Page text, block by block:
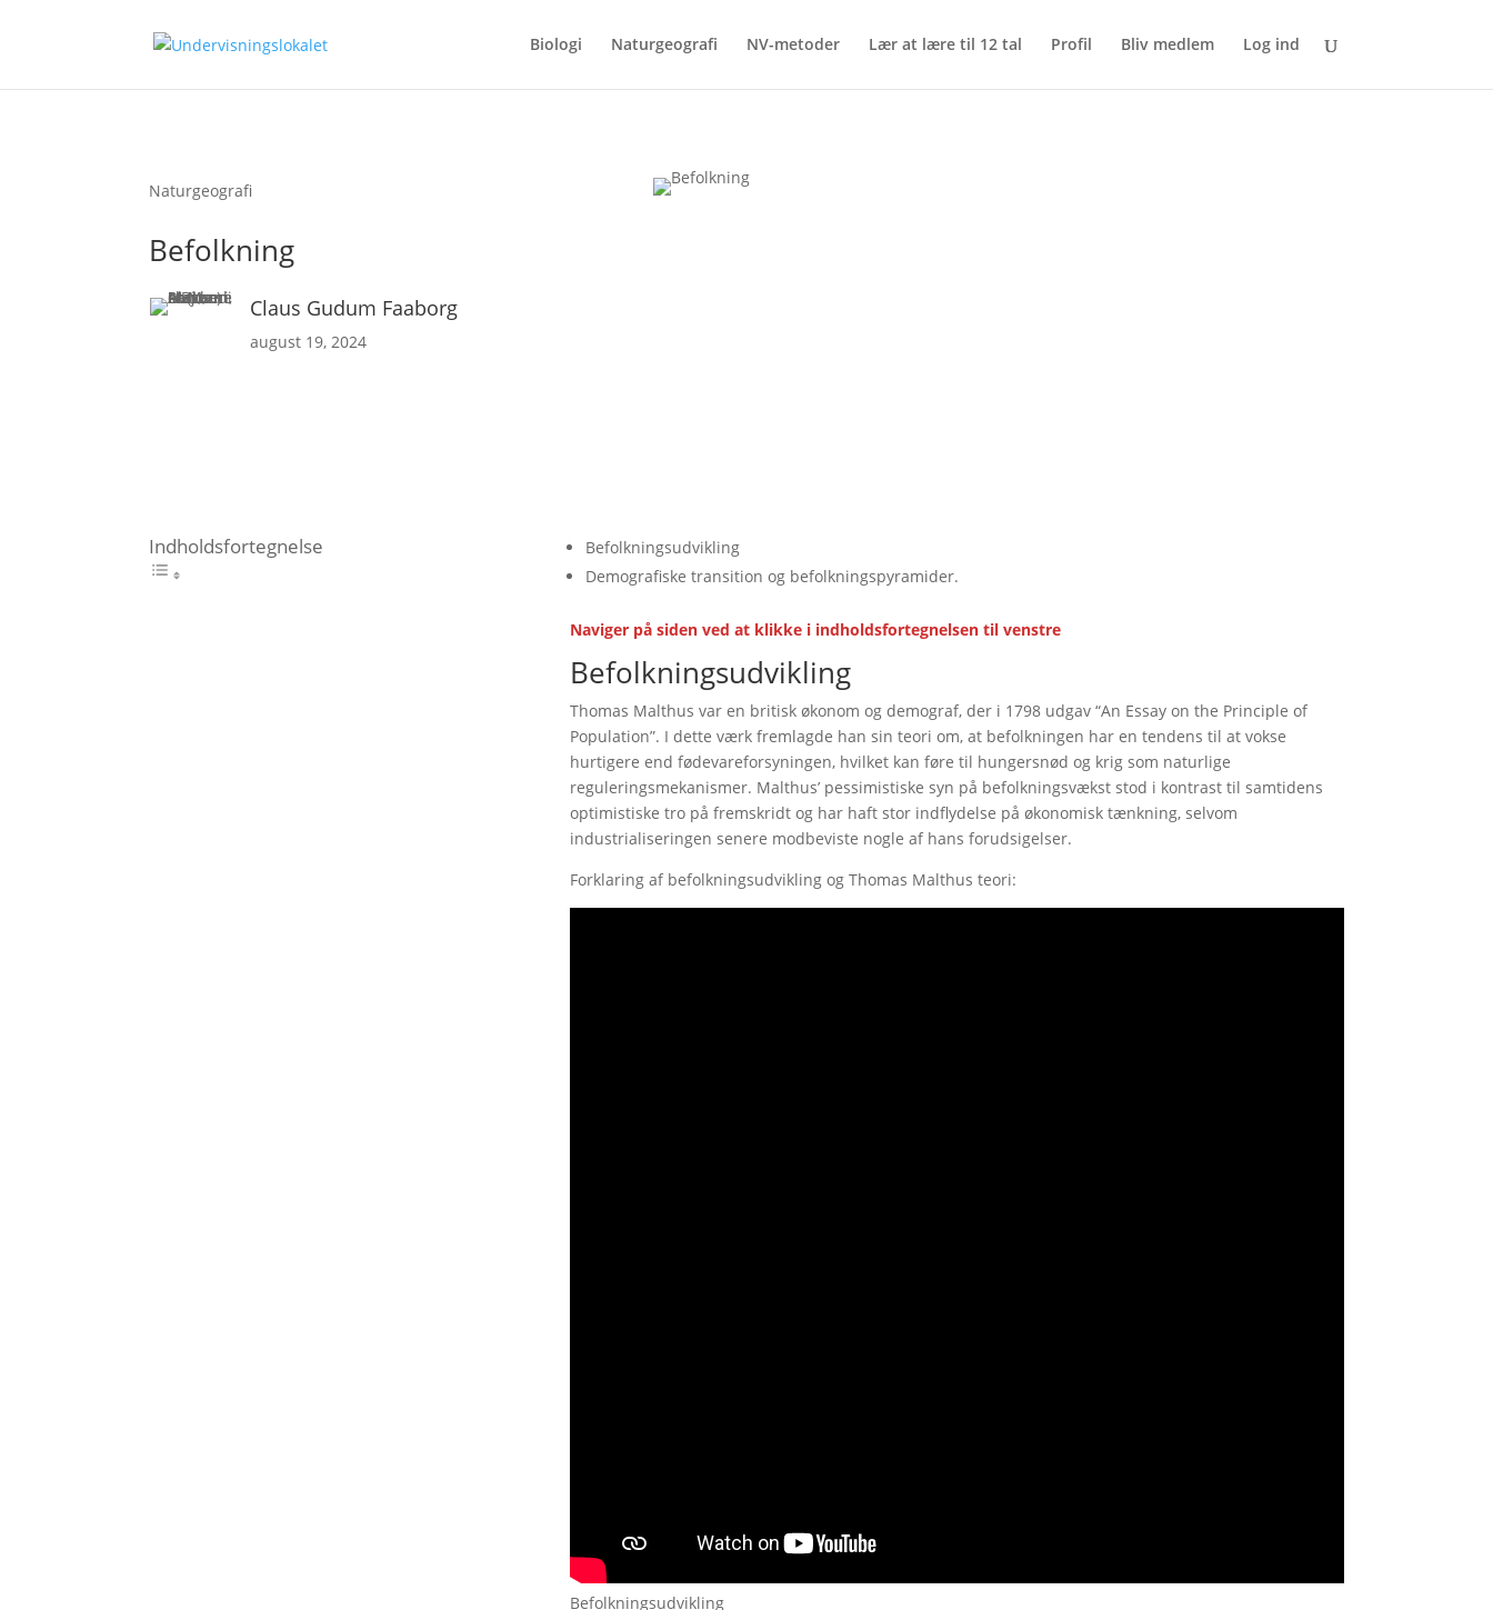
Biologi Naturgeografi NV-metoder Lær at lære til 12 tal Profil Bliv medlem Log ind
Naturgeografi
Befolkning
Claus Gudum Faaborg
august 19, 2024
Indholdsfortegnelse
Befolkningsudvikling
Demografiske transition og befolkningspyramider.
Naviger på siden ved at klikke i indholdsfortegnelsen til venstre
Befolkningsudvikling
Thomas Malthus var en britisk økonom og demograf, der i 1798 udgav “An Essay on the Principle of
Population”. I dette værk fremlagde han sin teori om, at befolkningen har en tendens til at vokse
hurtigere end fødevareforsyningen, hvilket kan føre til hungersnød og krig som naturlige
reguleringsmekanismer. Malthus’ pessimistiske syn på befolkningsvækst stod i kontrast til samtidens
optimistiske tro på fremskridt og har haft stor indflydelse på økonomisk tænkning, selvom
industrialiseringen senere modbeviste nogle af hans forudsigelser.
Forklaring af befolkningsudvikling og Thomas Malthus teori:
Befolkningsudvikling